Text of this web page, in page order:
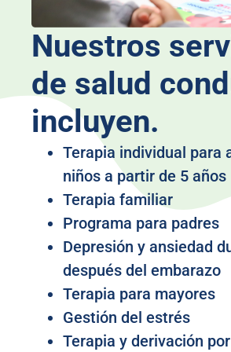
Nuestros
de salud
incluyen.
Terapia individual para
niños a partir de 5 años
Terapia familiar
Programa para padres
Depresión y ansiedad
después del embarazo
Terapia para mayores
Gestión del estrés
Terapia y derivación